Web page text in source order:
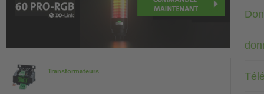
Transformateurs